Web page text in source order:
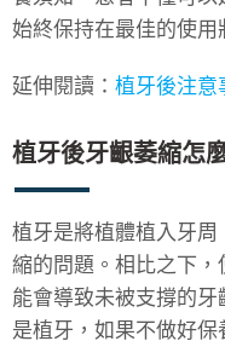
始終保持在最佳的使用
延伸閱讀： 植牙後注意
植牙後牙齦萎縮怎
植牙是將植體植入牙
縮的問題。相比之下
能會導致未被支撐的
是植牙，如果不做好